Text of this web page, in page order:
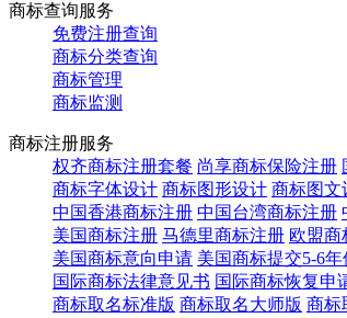
商标查询服务
免费注册查询
商标分类查询
商标管理
商标监测
商标注册服务
权齐商标注册套餐 尚享商标保险注册
商标字体设计 商标图形设计 商标图文
中国香港商标注册 中国台湾商标注册
美国商标注册 马德里商标注册 欧盟商
美国商标意向申请 美国商标提交5-6年
国际商标法律意见书 国际商标恢复申
商标取名标准版 商标取名大师版 商标